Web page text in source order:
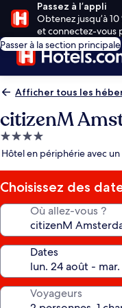
Passez à l’appli
Obtenez jusqu’à
et connectez-vous
Passer à la section principale
Afficher tous les
citizenM
Hébergement
4.0 étoiles
Hôtel en périphérie avec
Choisissez des
Où allez-vous ?
Dates
Voyageurs